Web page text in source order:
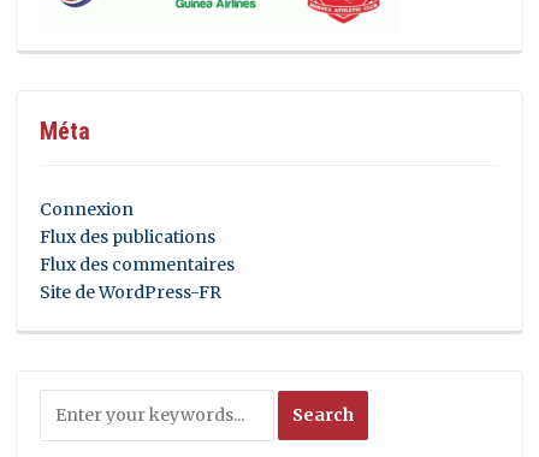
Méta
Connexion
Flux des publications
Flux des commentaires
Site de WordPress-FR